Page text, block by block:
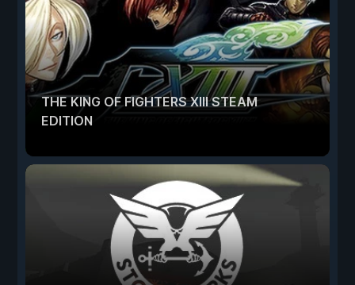
THE KING OF FIGHTERS XIII STEAM
EDITION